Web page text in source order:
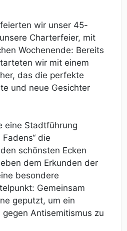
wir unser 45-
Charterfeier, mit
Wochenende: Bereits
wir mit einem
das die perfekte
und neue Gesichter
eine Stadtführung
die
schönsten Ecken
dem Erkunden der
besondere
Gemeinsam
geputzt, um ein
Antisemitismus zu